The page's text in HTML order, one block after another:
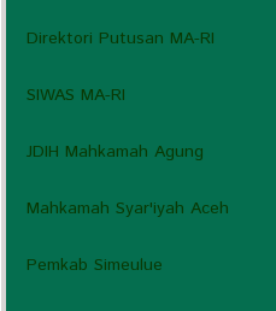
Direktori Putusan MA-RI
SIWAS MA-RI
JDIH Mahkamah Agung
Mahkamah Syar'iyah Aceh
Pemkab Simeulue